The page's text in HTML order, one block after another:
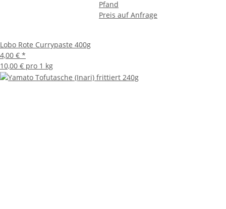
Lobo Rote Currypaste 400g
4,00 € *
10,00 € pro 1 kg
Pfand
Preis auf Anfrage